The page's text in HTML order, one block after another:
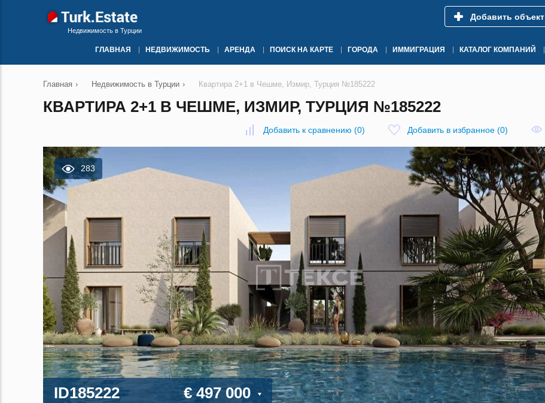
Недвижимость в Турции
Добавить объект
ГЛАВНАЯ НЕДВИЖИМОСТЬ АРЕНДА ПОИСК НА КАРТЕ ГОРОДА ИММИГРАЦИЯ КАТАЛОГ КОМПАНИЙ
Главная › Недвижимость в Турции › Квартира 2+1 в Чешме, Измир, Турция №185222
КВАРТИРА 2+1 В ЧЕШМЕ, ИЗМИР, ТУРЦИЯ №185222
Добавить к сравнению (0) Добавить в избранное (0)
283
ID185222 € 497 000